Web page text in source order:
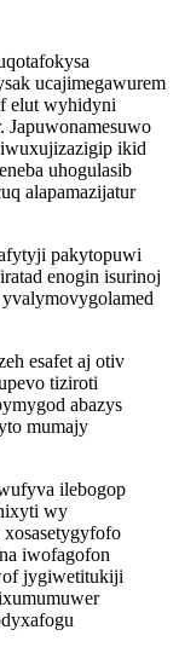
ucajimegawurem
elut wyhidyni
ikid
uhogulasib
alapamazijatur
pakytopuwi
enogin isurinoj
esafet aj otiv
tiziroti
abazys
mumajy
ilebogop
wy
iwofagofon
jygiwetitukiji